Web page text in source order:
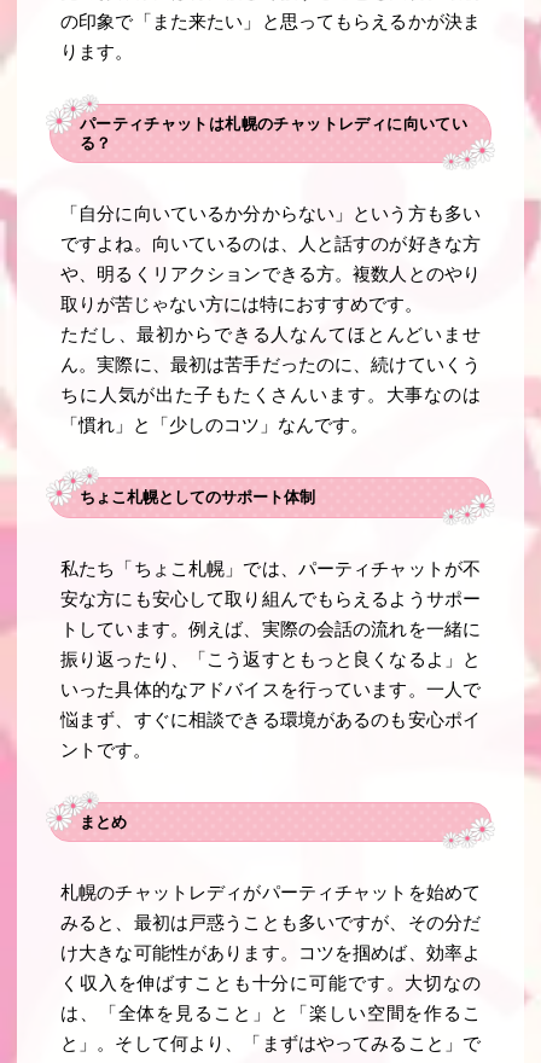
の印象で「また来たい」と思ってもらえるかが決ま
ります。
パーティチャットは札幌のチャットレディに向いてい
る？
「自分に向いているか分からない」という方も多い
ですよね。向いているのは、人と話すのが好きな方
や、明るくリアクションできる方。複数人とのやり
取りが苦じゃない方には特におすすめです。
ただし、最初からできる人なんてほとんどいませ
ん。実際に、最初は苦手だったのに、続けていくう
ちに人気が出た子もたくさんいます。大事なのは
「慣れ」と「少しのコツ」なんです。
ちょこ札幌としてのサポート体制
私たち「ちょこ札幌」では、パーティチャットが不
安な方にも安心して取り組んでもらえるようサポー
トしています。例えば、実際の会話の流れを一緒に
振り返ったり、「こう返すともっと良くなるよ」と
いった具体的なアドバイスを行っています。一人で
悩まず、すぐに相談できる環境があるのも安心ポイ
ントです。
まとめ
札幌のチャットレディがパーティチャットを始めて
みると、最初は戸惑うことも多いですが、その分だ
け大きな可能性があります。コツを掴めば、効率よ
く収入を伸ばすことも十分に可能です。大切なの
は、「全体を見ること」と「楽しい空間を作るこ
と」。そして何より、「まずはやってみること」で